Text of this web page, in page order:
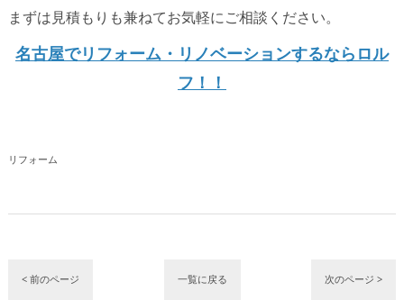
まずは見積もりも兼ねてお気軽にご相談ください。
名古屋でリフォーム・リノベーションするならロル
フ！！
リフォーム
< 前のページ 一覧に戻る 次のページ >